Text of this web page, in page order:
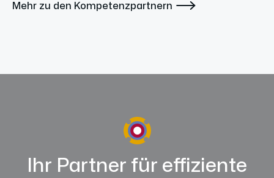
Mehr zu den Kompetenzpartnern 
Ihr Partner für effiziente